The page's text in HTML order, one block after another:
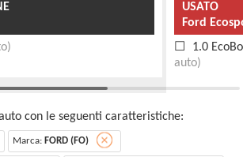
USATO
Ford
1.0
auto)
con le seguenti caratteristiche:
Marca: FORD (FO)